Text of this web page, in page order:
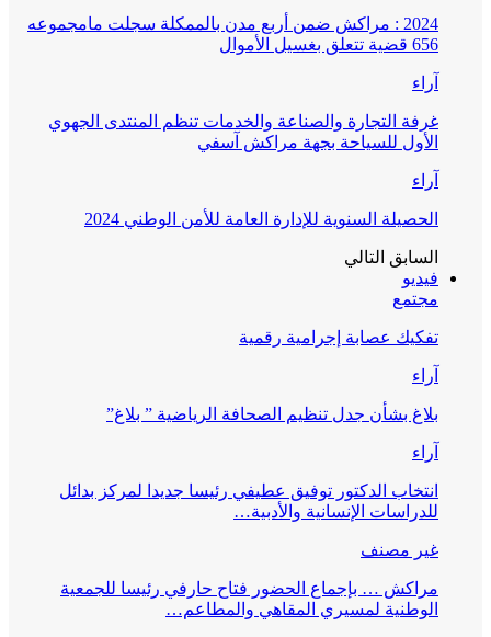
2024 : مراكش ضمن أربع مدن بالممكلة سجلت مامجموعه
656 قضية تتعلق بغسيل الأموال
آراء
غرفة التجارة والصناعة والخدمات تنظم المنتدى الجهوي
الأول للسياحة بجهة مراكش آسفي
آراء
الحصيلة السنوية للإدارة العامة للأمن الوطني 2024
السابق التالي
فيديو
مجتمع
تفكيك عصابة إجرامية رقمية
آراء
بلاغ بشأن جدل تنظيم الصحافة الرياضية ” بلاغ”
آراء
انتخاب الدكتور توفيق عطيفي رئيسا جديدا لمركز بدائل
للدراسات الإنسانية والأدبية…
غير مصنف
مراكش … بإجماع الحضور فتاح حارفي رئيسا للجمعية
الوطنية لمسيري المقاهي والمطاعم…